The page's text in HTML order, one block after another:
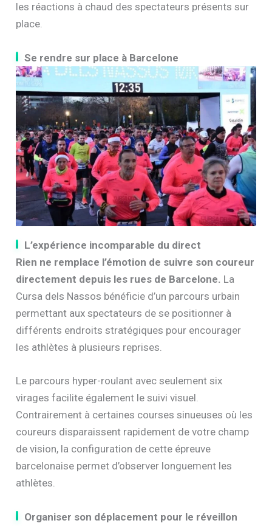
les réactions à chaud des spectateurs présents sur
place.
Se rendre sur place à Barcelone
L’expérience incomparable du direct
Rien ne remplace l’émotion de suivre son coureur
directement depuis les rues de Barcelone. La
Cursa dels Nassos bénéficie d’un parcours urbain
permettant aux spectateurs de se positionner à
différents endroits stratégiques pour encourager
les athlètes à plusieurs reprises.
Le parcours hyper-roulant avec seulement six
virages facilite également le suivi visuel.
Contrairement à certaines courses sinueuses où les
coureurs disparaissent rapidement de votre champ
de vision, la configuration de cette épreuve
barcelonaise permet d’observer longuement les
athlètes.
Organiser son déplacement pour le réveillon